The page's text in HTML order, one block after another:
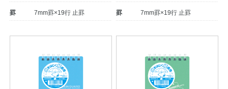
罫 7mm罫×19行 止罫 罫 7mm罫×19行 止罫